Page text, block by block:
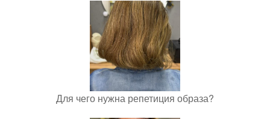
Для чего нужна репетиция образа?